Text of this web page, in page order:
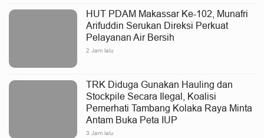
HUT PDAM Makassar Ke-102, Munafri
Arifuddin Serukan Direksi Perkuat
Pelayanan Air Bersih
2 Jam lalu
TRK Diduga Gunakan Hauling dan
Stockpile Secara Ilegal, Koalisi
Pemerhati Tambang Kolaka Raya Minta
Antam Buka Peta IUP
3 Jam lalu